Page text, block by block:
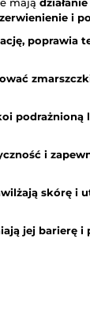
mają
i
poprawia
i
skórę i
jej barierę i